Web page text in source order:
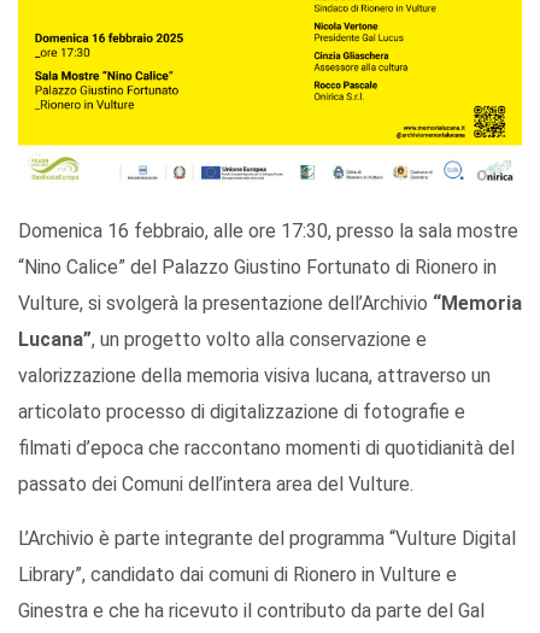
Domenica 16 febbraio, alle ore 17:30, presso la sala mostre
“Nino Calice” del Palazzo Giustino Fortunato di Rionero in
Vulture, si svolgerà la presentazione dell’Archivio “Memoria
Lucana”, un progetto volto alla conservazione e
valorizzazione della memoria visiva lucana, attraverso un
articolato processo di digitalizzazione di fotografie e
filmati d’epoca che raccontano momenti di quotidianità del
passato dei Comuni dell’intera area del Vulture.
L’Archivio è parte integrante del programma “Vulture Digital
Library”, candidato dai comuni di Rionero in Vulture e
Ginestra e che ha ricevuto il contributo da parte del Gal